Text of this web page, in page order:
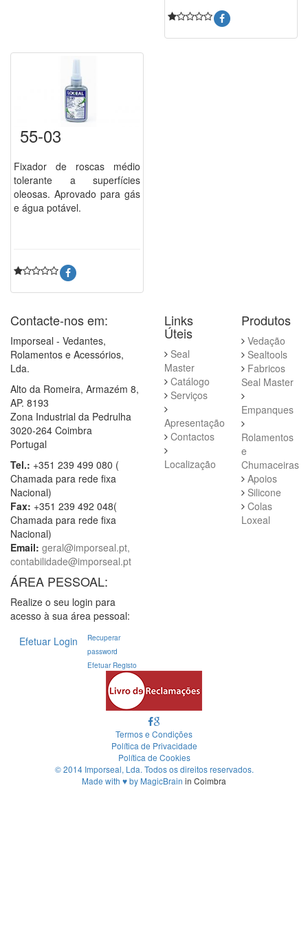
55-03
Fixador de roscas médio
tolerante a superfícies
oleosas. Aprovado para gás
e água potável.
Contacte-nos em:
Imporseal - Vedantes,
Rolamentos e Acessórios,
Lda.
Alto da Romeira, Armazém 8,
AP. 8193
Zona Industrial da Pedrulha
3020-264 Coimbra
Portugal
Tel.: +351 239 499 080 (
Chamada para rede fixa
Nacional)
Fax: +351 239 492 048(
Chamada para rede fixa
Nacional)
Email: geral@imporseal.pt,
contabilidade@imporseal.pt
ÁREA PESSOAL:
Realize o seu login para
acesso à sua área pessoal:
Efetuar Login
Recuperar
password
Efetuar Registo
Links
Úteis
Seal
Master
Catálogo
Serviços
Apresentação
Contactos
Localização
Produtos
Vedação
Sealtools
Fabricos
Seal Master
Empanques
Rolamentos
e
Chumaceiras
Apoios
Silicone
Colas
Loxeal
Termos e Condições
Política de Privacidade
Política de Cookies
© 2014 Imporseal, Lda. Todos os direitos reservados.
Made with ♥by MagicBrain in Coimbra